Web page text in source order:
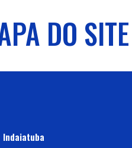
DO SITE
Indaiatuba